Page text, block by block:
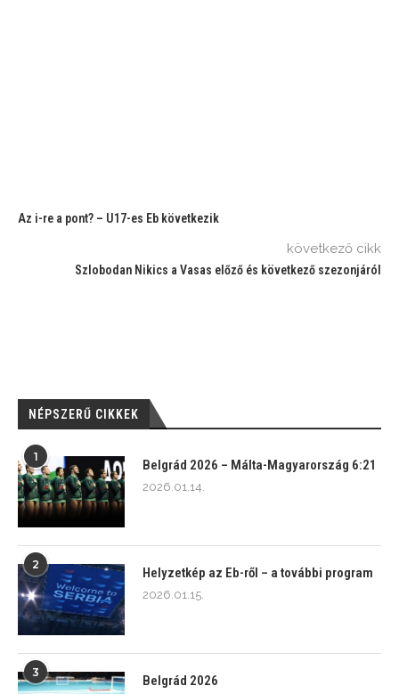
Az i-re a pont? – U17-es Eb következik
következő cikk
Szlobodan Nikics a Vasas előző és következő szezonjáról
NÉPSZERŰ CIKKEK
1
Belgrád 2026 – Málta-Magyarország 6:21
2026.01.14.
2
Helyzetkép az Eb-ről – a további program
2026.01.15.
3
Belgrád 2026